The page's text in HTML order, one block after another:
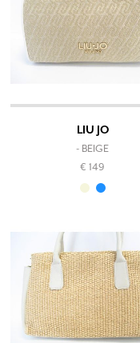
LIU JO
- BEIGE
€ 149